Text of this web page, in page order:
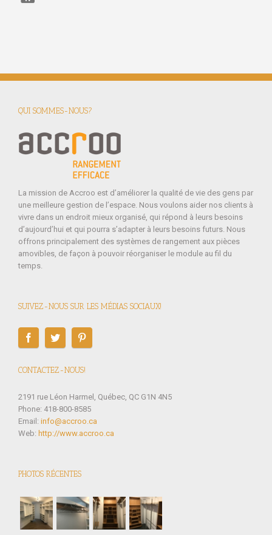
QUI SOMMES-NOUS?
La mission de Accroo est d’améliorer la qualité de vie des gens par
une meilleure gestion de l’espace. Nous voulons aider nos clients à
vivre dans un endroit mieux organisé, qui répond à leurs besoins
d’aujourd’hui et qui pourra s’adapter à leurs besoins futurs. Nous
offrons principalement des systèmes de rangement aux pièces
amovibles, de façon à pouvoir réorganiser le module au fil du
temps.
SUIVEZ-NOUS SUR LES MÉDIAS SOCIAUX!
CONTACTEZ-NOUS!
2191 rue Léon Harmel, Québec, QC G1N 4N5
Phone: 418-800-8585
Email: info@accroo.ca
Web: http://www.accroo.ca
PHOTOS RÉCENTES